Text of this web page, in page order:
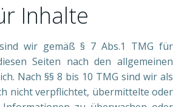
Inhalte
wir gemäß § 7 Abs.1 TMG für
Seiten nach den allgemeinen
Nach §§ 8 bis 10 TMG sind wir als
nicht verpflichtet, übermittelte oder